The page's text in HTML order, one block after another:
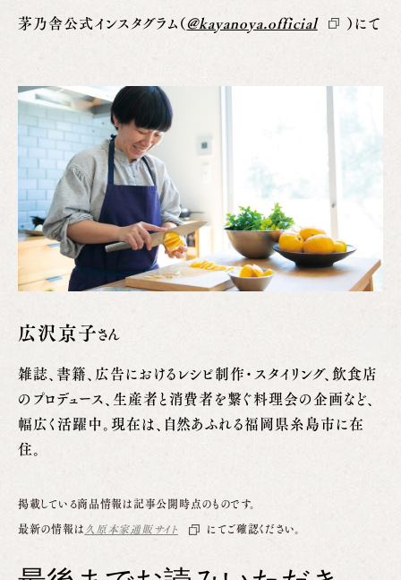
茅乃舎公式インスタグラム（@kayanoya.official ）にて
広沢京子さん
雑誌、書籍、広告におけるレシピ制作・スタイリング、飲食店
のプロデュース、生産者と消費者を繋ぐ料理会の企画など、
幅広く活躍中。現在は、自然あふれる福岡県糸島市に在
住。
掲載している商品情報は記事公開時点のものです。
最新の情報は 久原本家通販サイト にてご確認ください。